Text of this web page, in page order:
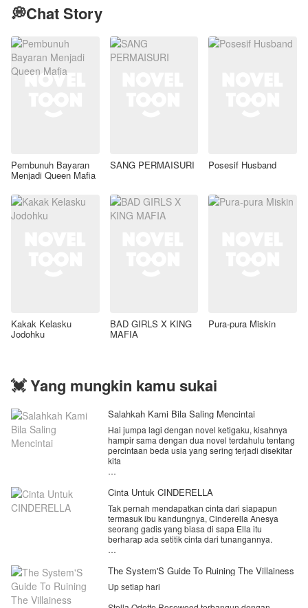
💭Chat Story
Pembunuh Bayaran
Menjadi Queen Mafia
SANG PERMAISURI Posesif Husband
Kakak Kelasku
Jodohku
BAD GIRLS X KING
MAFIA
Pura-pura Miskin
💓 Yang mungkin kamu sukai
Salahkah Kami Bila Saling Mencintai
Hai jumpa lagi dengan novel ketigaku, kisahnya
hampir sama dengan dua novel terdahulu tentang
percintaan beda usia yang sering terjadi disekitar
kita
seorang gadis cantik Aisyah Humairah gadis yatim
Reynold Baskoro seorang CEO tampan dan hot
Daddy berusia 40 tahun.kisah cinta mereka yang
terkendala usia dan status.
mereka akan bersatu? atau justru mereka
menyerah dengan keadaan.
Cinta Untuk CINDERELLA
Tak pernah mendapatkan cinta dari siapapun
termasuk ibu kandungnya, Cinderella Anesya
seorang gadis yang biasa di sapa Ella itu
berharap ada setitik cinta dari tunangannya.
pernah menganggapnya ada dan lebih cenderung
oleh keluarganya.
The System'S Guide To Ruining The Villainess
Up setiap hari